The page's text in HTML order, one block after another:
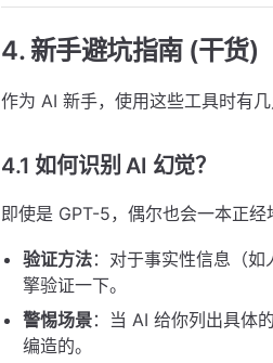
4. 新手避坑指南 (干货)
作为 AI 新手，使用这些工具时有几
4.1 如何识别 AI 幻觉？
即使是 GPT-5，偶尔也会一本正经
验证方法：对于事实性信息（
擎验证一下。
警惕场景：当 AI 给你列出具体
编造的。